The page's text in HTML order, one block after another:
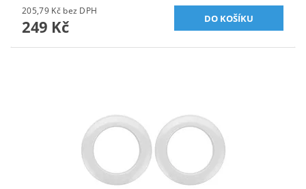
205,79 Kč bez DPH
249 Kč